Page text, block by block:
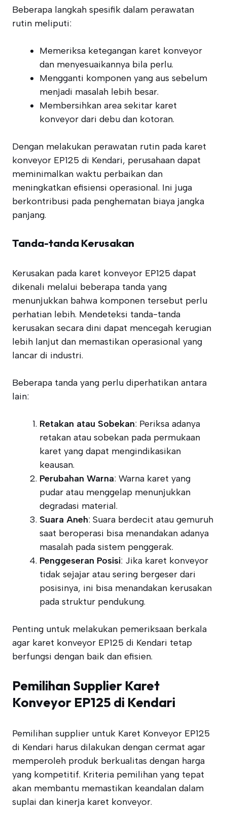
Beberapa langkah spesifik dalam perawatan
rutin meliputi:
Memeriksa ketegangan karet konveyor
dan menyesuaikannya bila perlu.
Mengganti komponen yang aus sebelum
menjadi masalah lebih besar.
Membersihkan area sekitar karet
konveyor dari debu dan kotoran.
Dengan melakukan perawatan rutin pada karet
konveyor EP125 di Kendari, perusahaan dapat
meminimalkan waktu perbaikan dan
meningkatkan efisiensi operasional. Ini juga
berkontribusi pada penghematan biaya jangka
panjang.
Tanda-tanda Kerusakan
Kerusakan pada karet konveyor EP125 dapat
dikenali melalui beberapa tanda yang
menunjukkan bahwa komponen tersebut perlu
perhatian lebih. Mendeteksi tanda-tanda
kerusakan secara dini dapat mencegah kerugian
lebih lanjut dan memastikan operasional yang
lancar di industri.
Beberapa tanda yang perlu diperhatikan antara
lain:
Retakan atau Sobekan: Periksa adanya
retakan atau sobekan pada permukaan
karet yang dapat mengindikasikan
keausan.
Perubahan Warna: Warna karet yang
pudar atau menggelap menunjukkan
degradasi material.
Suara Aneh: Suara berdecit atau gemuruh
saat beroperasi bisa menandakan adanya
masalah pada sistem penggerak.
Penggeseran Posisi: Jika karet konveyor
tidak sejajar atau sering bergeser dari
posisinya, ini bisa menandakan kerusakan
pada struktur pendukung.
Penting untuk melakukan pemeriksaan berkala
agar karet konveyor EP125 di Kendari tetap
berfungsi dengan baik dan efisien.
Pemilihan Supplier Karet
Konveyor EP125 di Kendari
Pemilihan supplier untuk Karet Konveyor EP125
di Kendari harus dilakukan dengan cermat agar
memperoleh produk berkualitas dengan harga
yang kompetitif. Kriteria pemilihan yang tepat
akan membantu memastikan keandalan dalam
suplai dan kinerja karet konveyor.